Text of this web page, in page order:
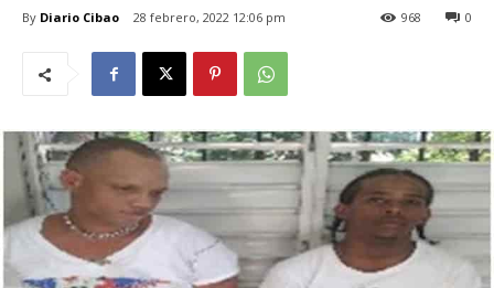
By Diario Cibao 28 febrero, 2022 12:06 pm 0
968